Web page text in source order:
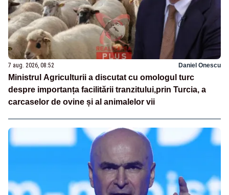
7 aug. 2026, 08:52 Daniel Onescu
Ministrul Agriculturii a discutat cu omologul turc
despre importanța facilitării tranzitului,prin Turcia, a
carcaselor de ovine și al animalelor vii